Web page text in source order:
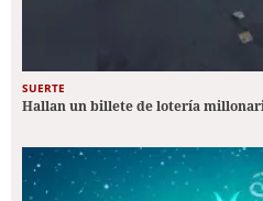
SUERTE
Hallan un billete de lotería